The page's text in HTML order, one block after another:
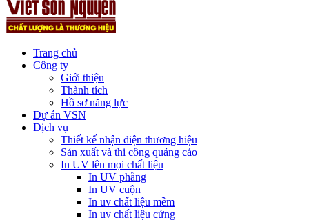
Trang chủ
Công ty
Giới thiệu
Thành tích
Hồ sơ năng lực
Dự án VSN
Dịch vụ
Thiết kế nhận diện thương hiệu
Sản xuất và thi công quảng cáo
In UV lên mọi chất liệu
In UV phẳng
In UV cuộn
In uv chất liệu mềm
In uv chất liệu cứng